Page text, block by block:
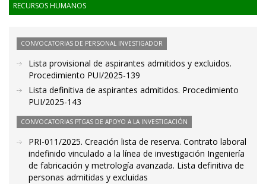
RECURSOS HUMANOS
CONVOCATORIAS DE PERSONAL INVESTIGADOR
Lista provisional de aspirantes admitidos y excluidos.
Procedimiento PUI/2025-139
Lista definitiva de aspirantes admitidos. Procedimiento
PUI/2025-143
CONVOCATORIAS PTGAS DE APOYO A LA INVESTIGACIÓN
PRI-011/2025. Creación lista de reserva. Contrato laboral
indefinido vinculado a la línea de investigación Ingeniería
de fabricación y metrología avanzada. Lista definitiva de
personas admitidas y excluidas